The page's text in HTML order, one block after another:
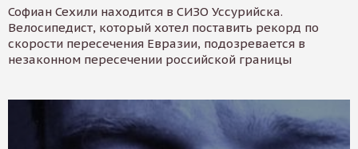
Софиан Сехили находится в СИЗО Уссурийска.
Велосипедист, который хотел поставить рекорд по
скорости пересечения Евразии, подозревается в
незаконном пересечении российской границы